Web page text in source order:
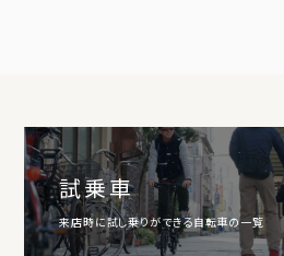
試乗車
来店時に試し乗りができる自転車の一覧